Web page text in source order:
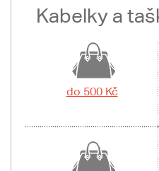
Kabelky a
do 500 Kč